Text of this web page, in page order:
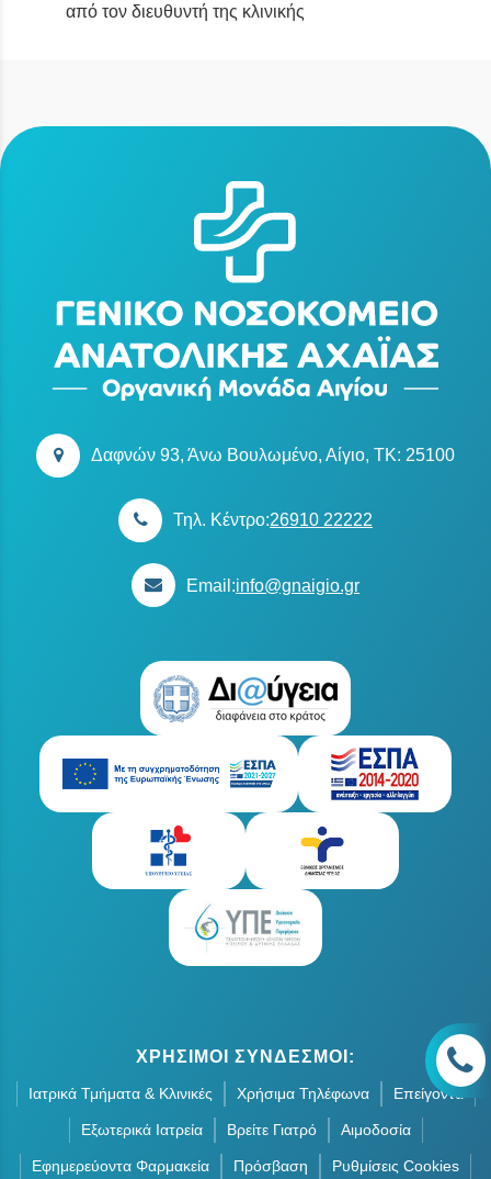
από τον διευθυντή της κλινικής
Δαφνών 93, Άνω Βουλωμένο, Αίγιο, TK: 25100
Τηλ. Κέντρο:26910 22222
Email:info@gnaigio.gr
ΧΡΗΣΙΜΟΙ ΣΥΝΔΕΣΜΟΙ:
Ιατρικά Τμήματα & Κλινικές Χρήσιμα Τηλέφωνα Επείγοντα
Εξωτερικά Ιατρεία Βρείτε Γιατρό Αιμοδοσία
Εφημερεύοντα Φαρμακεία Πρόσβαση Ρυθμίσεις Cookies